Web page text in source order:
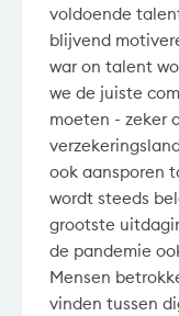
voldoende
blijvend
war on talent
we de juiste
moeten - zeker
ook aansporen
wordt steeds
grootste
de pandemie
Mensen
vinden tussen